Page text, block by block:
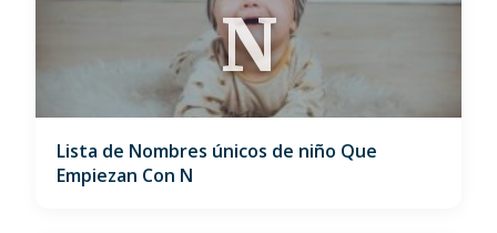
N
Lista de Nombres únicos de niño Que
Empiezan Con N